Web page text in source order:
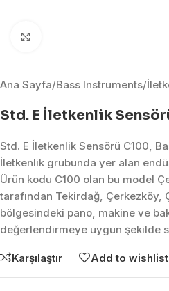
Ana Sayfa/Bass Instruments/
Std. E İletkenlik
Std. E İletkenlik Sensörü C100,
İletkenlik grubunda yer alan
Ürün kodu C100 olan bu model
tarafından Tekirdağ, Çerkezköy,
bölgesindeki pano, makine ve
değerlendirmeye uygun şekilde
Karşılaştır Add to wishlist